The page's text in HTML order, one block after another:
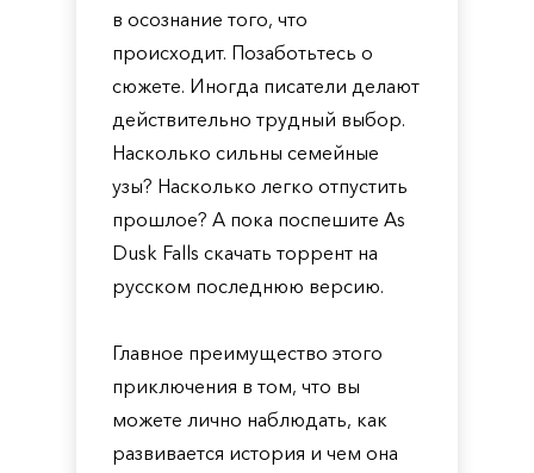
в осознание того, что
происходит. Позаботьтесь о
сюжете. Иногда писатели делают
действительно трудный выбор.
Насколько сильны семейные
узы? Насколько легко отпустить
прошлое? А пока поспешите As
Dusk Falls скачать торрент на
русском последнюю версию.
Главное преимущество этого
приключения в том, что вы
можете лично наблюдать, как
развивается история и чем она